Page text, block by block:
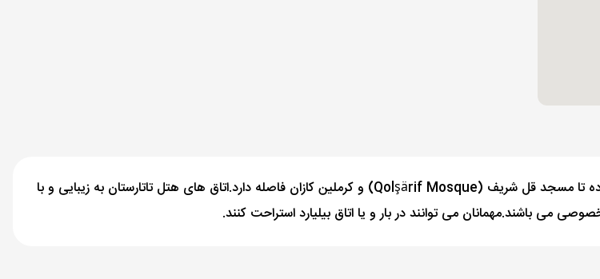
این هتل 3 ستاره در مرکز تاریخی فرهنگی شهر کازان قرار گرفته است و پانزده دقیقه پیاده تا مسجد قل شریف (Qolşärif Mosque) و کرملین کازان فاصله دارد.اتاق های هتل تاتارستان به زیبایی و با
می باشند.مهمانان می توانند در بار و یا اتاق بیلیارد استراحت کنند.